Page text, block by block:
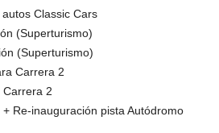
Classic Cars
(Superturismo)
(Superturismo)
Carrera 2
Carrera 2
Re-inauguración pista Autódromo